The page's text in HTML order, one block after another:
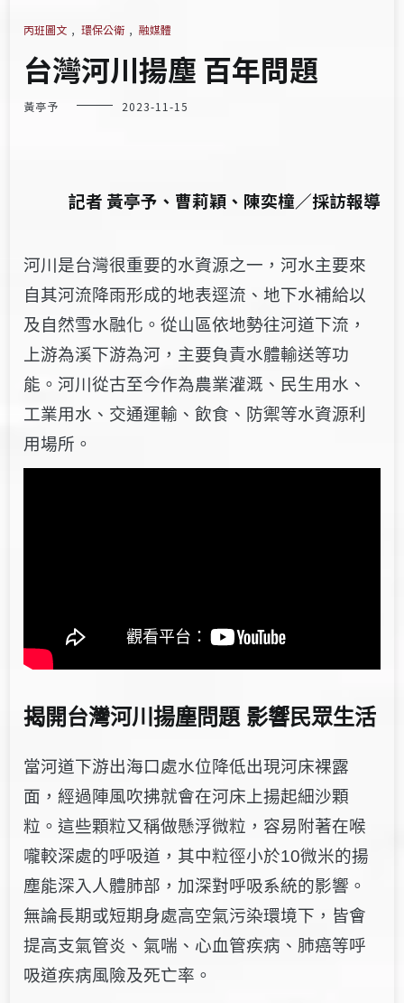
丙班圖文 , 環保公衛 , 融媒體
台灣河川揚塵 百年問題
黃亭予 2023-11-15
記者 黃亭予、曹莉穎、陳奕橦／採訪報導
河川是台灣很重要的水資源之一，河水主要來
自其河流降雨形成的地表逕流、地下水補給以
及自然雪水融化。從山區依地勢往河道下流，
上游為溪下游為河，主要負責水體輸送等功
能。河川從古至今作為農業灌溉、民生用水、
工業用水、交通運輸、飲食、防禦等水資源利
用場所。
揭開台灣河川揚塵問題 影響民眾生活
當河道下游出海口處水位降低出現河床裸露
面，經過陣風吹拂就會在河床上揚起細沙顆
粒。這些顆粒又稱做懸浮微粒，容易附著在喉
嚨較深處的呼吸道，其中粒徑小於10微米的揚
塵能深入人體肺部 ，加深對呼吸系統的影響。
無論長期或短期身處高空氣污染環境下，皆會
提高支氣管炎、氣喘、心血管疾病、肺癌等呼
吸道疾病風險及死亡率。